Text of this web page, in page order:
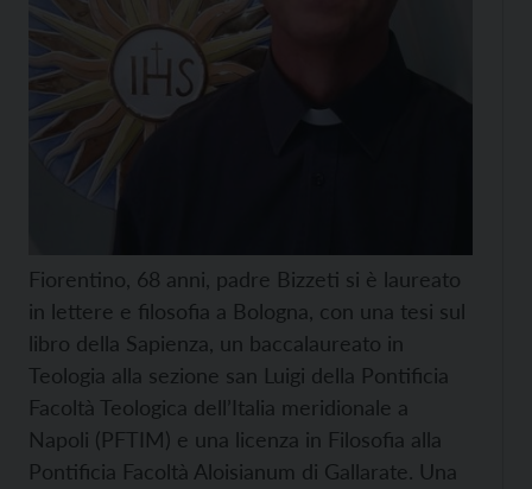
Fiorentino, 68 anni, padre Bizzeti si è laureato
in lettere e filosofia a Bologna, con una tesi sul
libro della Sapienza, un baccalaureato in
Teologia alla sezione san Luigi della Pontificia
Facoltà Teologica dell’Italia meridionale a
Napoli (PFTIM) e una licenza in Filosofia alla
Pontificia Facoltà Aloisianum di Gallarate. Una